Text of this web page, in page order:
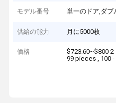
モデル番号 単一のドア,ダブ
供給の能力 月に5000枚
価格
$723.60~$800 2
99 pieces , 100